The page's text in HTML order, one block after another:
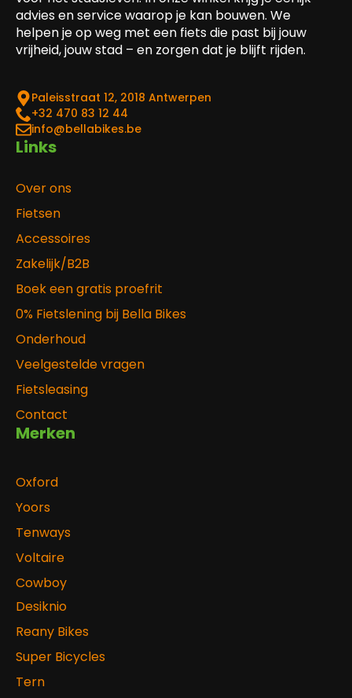
advies en service waarop je kan bouwen. We
helpen je op weg met een fiets die past bij jouw
vrijheid, jouw stad – en zorgen dat je blijft rijden.
Paleisstraat 12, 2018 Antwerpen
‎+32 470 83 12 44
info@bellabikes.be
Links
Over ons
Fietsen
Accessoires
Zakelijk/B2B
Boek een gratis proefrit
0% Fietslening bij Bella Bikes
Onderhoud
Veelgestelde vragen
Fietsleasing
Contact
Merken
Oxford
Yoors
Tenways
Voltaire
Cowboy
Desiknio
Reany Bikes
Super Bicycles
Tern